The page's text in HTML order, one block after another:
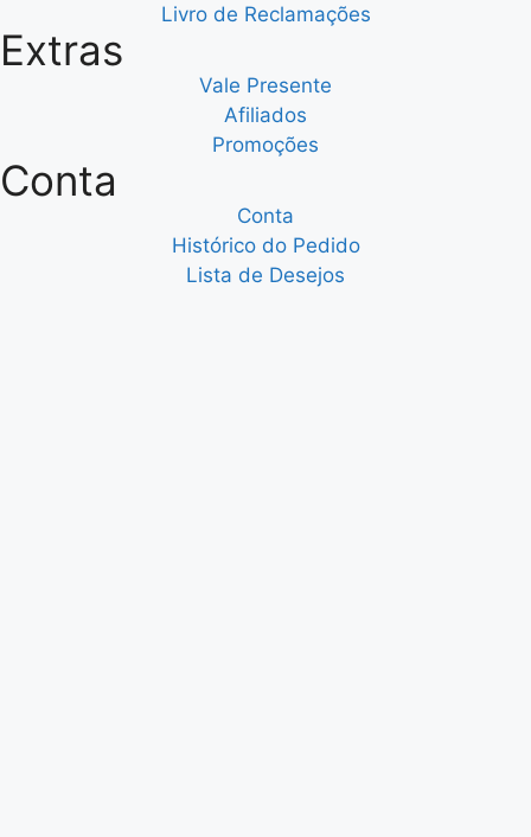
Livro de Reclamações
Extras
Vale Presente
Afiliados
Promoções
Conta
Conta
Histórico do Pedido
Lista de Desejos